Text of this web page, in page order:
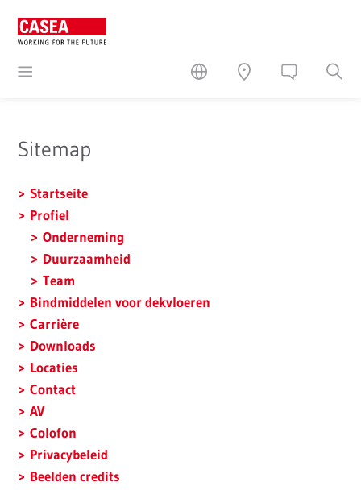
Sitemap
Startseite
Profiel
Onderneming
Duurzaamheid
Team
Bindmiddelen voor dekvloeren
Carrière
Downloads
Locaties
Contact
AV
Colofon
Privacybeleid
Beelden credits